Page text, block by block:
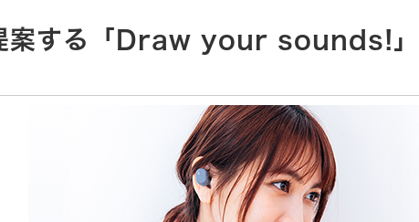
案する「Draw your sounds!」